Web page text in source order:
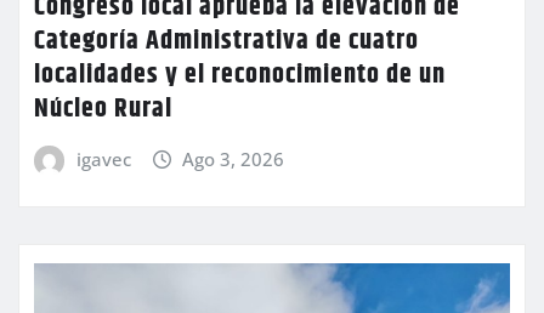
Categoría Administrativa de cuatro
localidades y el reconocimiento de un
Núcleo Rural
igavec Ago 3, 2026